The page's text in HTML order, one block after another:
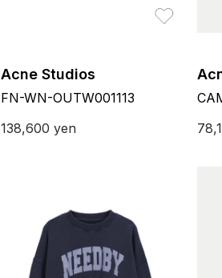
Acne Studios
FN-WN-OUTW001113
138,600 yen